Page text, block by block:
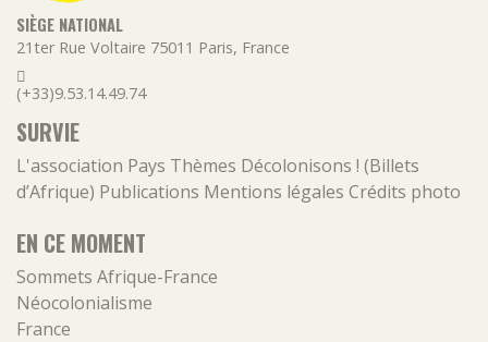
SIÈGE NATIONAL
21ter Rue Voltaire 75011 Paris, France
(+33)9.53.14.49.74
SURVIE
L'association Pays Thèmes Décolonisons ! (Billets
d’Afrique) Publications Mentions légales Crédits photo
EN CE MOMENT
Sommets Afrique-France
Néocolonialisme
France